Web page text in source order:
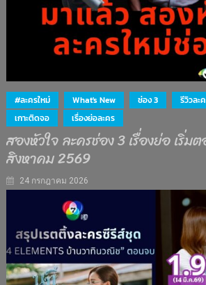
#ละครใหม่ What's New ช่อง 3 รีวิวละ
เกาะติดจอ
เรื่องย่อละคร
สองหัวใจ ละครช่อง 3 เรื่องย่อ เริ่ม
สิงหาคม 2569
24 กรกฎาคม 2026